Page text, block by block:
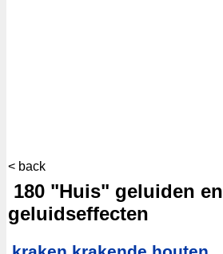
< back
180 "Huis" geluiden en
geluidseffecten